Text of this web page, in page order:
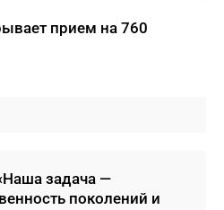
прием на 760
задача —
поколений и